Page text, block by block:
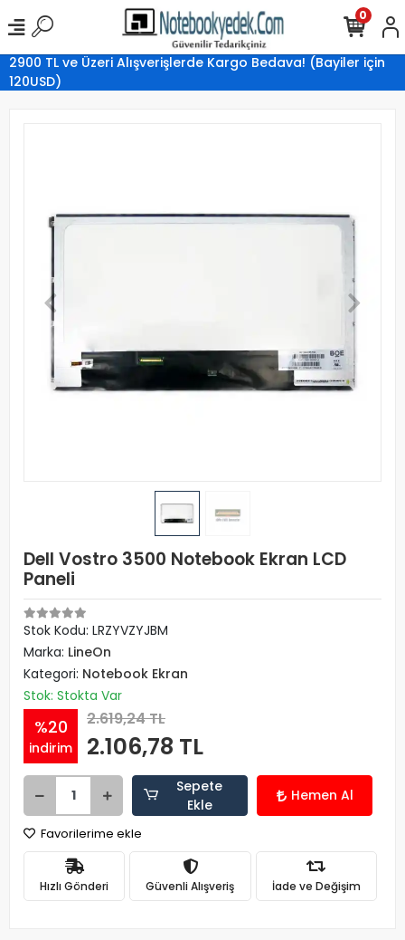
2900 TL ve Üzeri Alışverişlerde Kargo Bedava! (Bayiler için
120USD)
0
Dell Vostro 3500 Notebook Ekran LCD
Paneli
Stok Kodu: LRZYVZYJBM
Marka: LineOn
Kategori: Notebook Ekran
Stok: Stokta Var
%20
indirim
2.619,24 TL
2.106,78 TL
Sepete
Ekle
Hemen Al
Favorilerime ekle
Hızlı Gönderi Güvenli Alışveriş İade ve Değişim